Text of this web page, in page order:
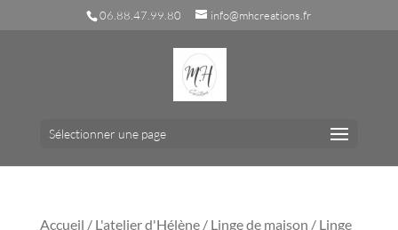
06.88.47.99.80 info@mhcreations.fr
Sélectionner une page
Accueil / L'atelier d'Hélène/ Linge de maison / Linge